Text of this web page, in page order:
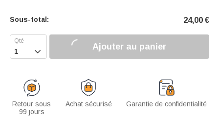
Sous-total: 24,00 €
 Ajouter au panier
Retour sous
99 jours
Achat sécurisé Garantie de confidentialité